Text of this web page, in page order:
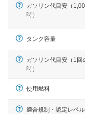
ガソリン代目安（
時）
タンク容量
ガソリン代目安（1回
時）
使用燃料
適合規制・認定レベ